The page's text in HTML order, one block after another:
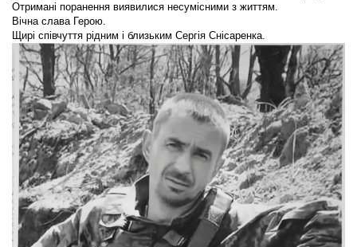
Отримані поранення виявилися несумісними з життям.
Вічна слава Герою.
Щирі співчуття рідним і близьким Сергія Снісаренка.